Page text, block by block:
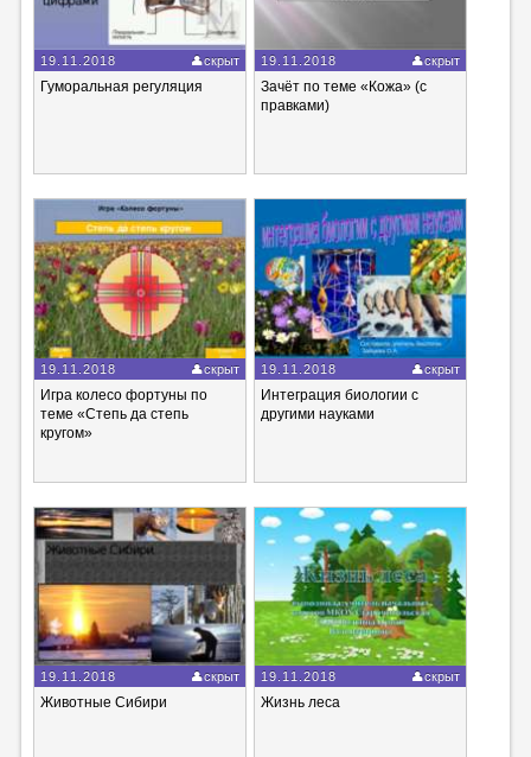
19.11.2018 скрыт
Гуморальная регуляция
19.11.2018 скрыт
Зачёт по теме «Кожа» (с
правками)
19.11.2018 скрыт
Игра колесо фортуны по
теме «Степь да степь
кругом»
19.11.2018 скрыт
Интеграция биологии с
другими науками
19.11.2018 скрыт
Животные Сибири
19.11.2018 скрыт
Жизнь леса